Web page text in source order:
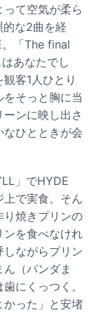
て空気が柔ら
的な2曲を経
。「The final
あなたでし
客1人ひとり
そっと胸に当
ンに映し出さ
ひとときが会
」でHYDE
で実食。そん
り焼きプリンの
ンを食べなけれ
ながらプリン
（パンダま
にくっつく。
かった」と安堵